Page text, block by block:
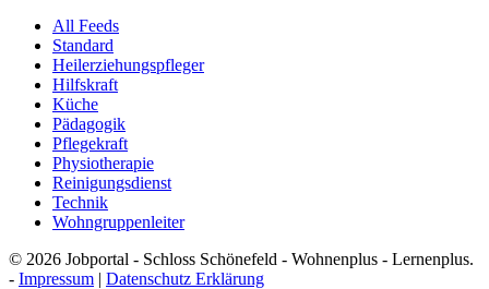
All Feeds
Standard
Heilerziehungspfleger
Hilfskraft
Küche
Pädagogik
Pflegekraft
Physiotherapie
Reinigungsdienst
Technik
Wohngruppenleiter
© 2026 Jobportal - Schloss Schönefeld - Wohnenplus - Lernenplus.
- Impressum | Datenschutz Erklärung